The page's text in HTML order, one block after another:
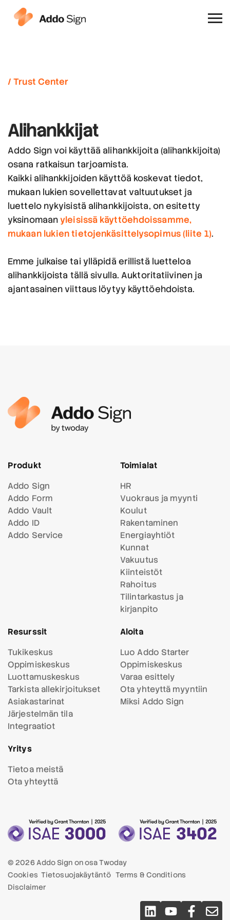
Miksi Addo Sign
/ Trust Center
Alihankkijat
Addo Sign voi käyttää alihankkijoita (alihankkijoita)
osana ratkaisun tarjoamista.
Kaikki alihankkijoiden käyttöä koskevat tiedot,
mukaan lukien sovellettavat valtuutukset ja
luettelo nykyisistä alihankkijoista, on esitetty
yksinomaanyleisissä käyttöehdoissamme,
mukaan lukien tietojenkäsittelysopimus (liite 1).
Emme julkaise tai ylläpidä erillistä luetteloa
alihankkijoista tällä sivulla. Auktoritatiivinen ja
ajantasainen viittaus löytyy käyttöehdoista.
Produkt
Addo Sign
Addo Form
Addo Vault
Addo ID
Addo Service
Toimialat
HR
Vuokraus ja myynti
Koulut
Rakentaminen
Energiayhtiöt
Kunnat
Vakuutus
Kiinteistöt
Rahoitus
Tilintarkastus ja
kirjanpito
Resurssit
Tukikeskus
Oppimiskeskus
Luottamuskeskus
Tarkista allekirjoitukset
Asiakastarinat
Järjestelmän tila
Integraatiot
Aloita
Luo Addo Starter
Oppimiskeskus
Varaa esittely
Ota yhteyttä myyntiin
Miksi Addo Sign
Yritys
Tietoa meistä
Ota yhteyttä
© 2026 Addo Sign on osaTwoday
Cookies Tietosuojakäytäntö Terms & Conditions
Disclaimer